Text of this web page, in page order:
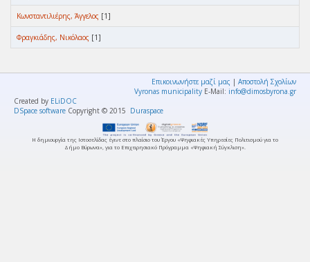
Κωνσταντιλιέρης, Άγγελος [1]
Φραγκιάδης, Νικόλαος [1]
Επικοινωνήστε μαζί μας | Αποστολή Σχολίων
Vyronas municipality E-Mail: info@dimosbyrona.gr
Created by ELiDOC
DSpace software Copyright © 2015 Duraspace
Η δημιουργία της Ιστοσελίδας έγινε στο πλαίσιο του Έργου «Ψηφιακές Υπηρεσίες Πολιτισμού για το
Δήμο Βύρωνα», για το Επιχειρησιακό Πρόγραμμα «Ψηφιακή Σύγκλιση».